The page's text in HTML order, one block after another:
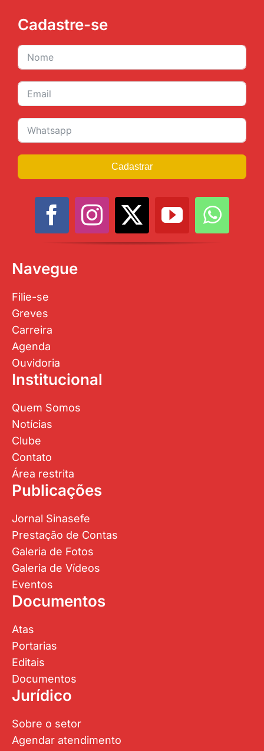
Cadastre-se
Cadastrar
Navegue
Filie-se
Greves
Carreira
Agenda
Ouvidoria
Institucional
Quem Somos
Notícias
Clube
Contato
Área restrita
Publicações
Jornal Sinasefe
Prestação de Contas
Galeria de Fotos
Galeria de Vídeos
Eventos
Documentos
Atas
Portarias
Editais
Documentos
Jurídico
Sobre o setor
Agendar atendimento